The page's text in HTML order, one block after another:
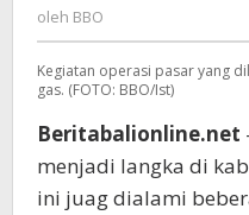
oleh BBO
Kegiatan operasi pasar yang
gas. (FOTO: BBO/Ist)
Beritabalionline.net
menjadi langka di
ini juag dialami